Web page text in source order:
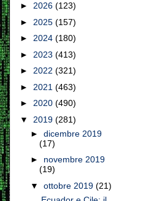
► 2026 (123)
► 2025 (157)
► 2024 (180)
► 2023 (413)
► 2022 (321)
► 2021 (463)
► 2020 (490)
▼ 2019 (281)
► dicembre 2019
(17)
► novembre 2019
(19)
▼ ottobre 2019 (21)